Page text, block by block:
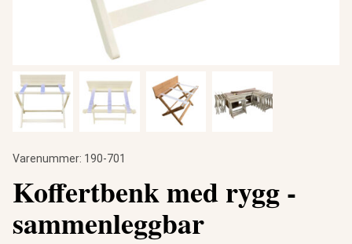
Varenummer: 190-701
Koffertbenk med rygg -
sammenleggbar